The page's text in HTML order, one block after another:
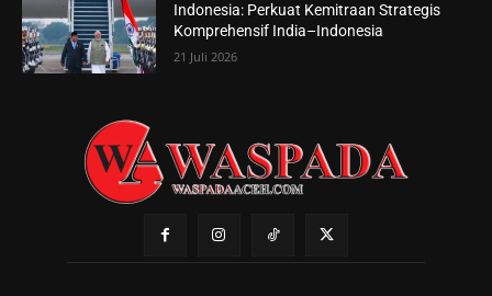
Indonesia: Perkuat Kemitraan Strategis
Komprehensif India–Indonesia
21 Juli 2026